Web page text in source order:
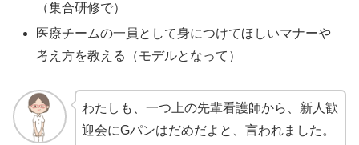
（集合研修で）
医療チームの一員として身につけてほしいマナーや
考え方を教える（モデルとなって）
わたしも、一つ上の先輩看護師から、新人歓
迎会にGパンはだめだよと、言われました。